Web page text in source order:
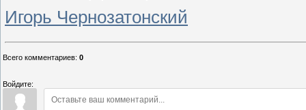
Игорь Чернозатонский
Всего комментариев: 0
Войдите: